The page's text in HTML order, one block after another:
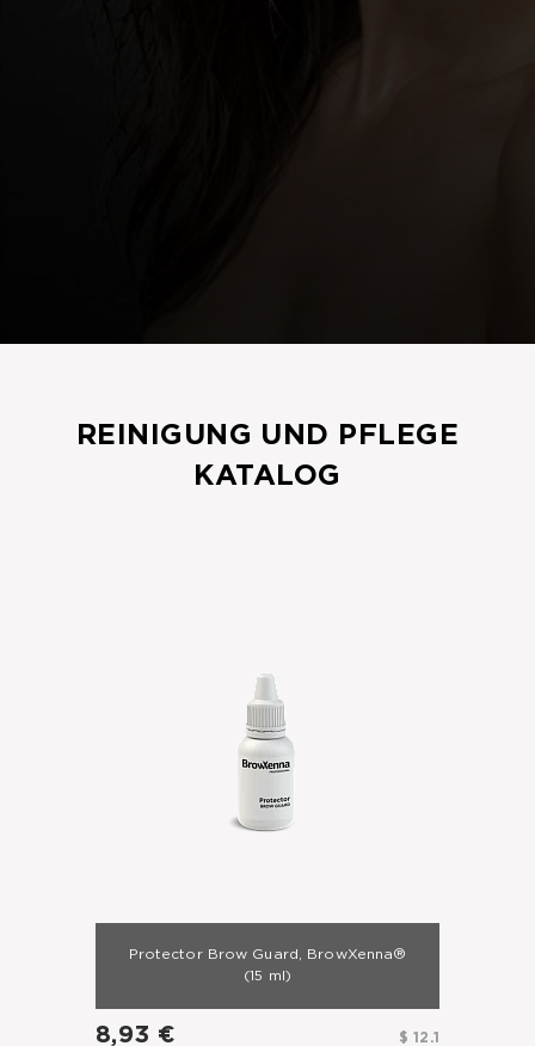
REINIGUNG UND PFLEGE
KATALOG
Protector Brow Guard, BrowXenna®
(15 ml)
8,93 € $ 12.1